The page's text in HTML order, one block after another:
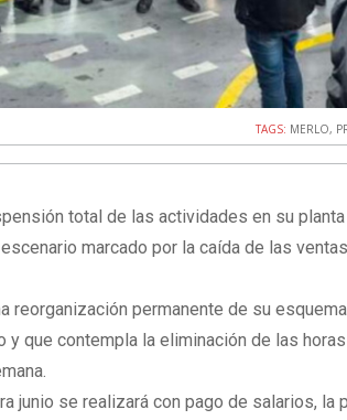
TAGS: MERLO,
total de las actividades en su
marcado por la caída de las
reorganización permanente de su
y que contempla la eliminación de las
junio se realizará con pago de salarios, la